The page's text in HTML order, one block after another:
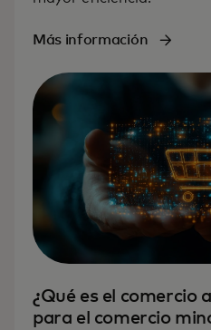
Más información
¿Qué es el comercio
para el comercio